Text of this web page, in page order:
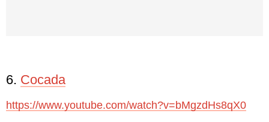
6. Cocada
https://www.youtube.com/watch?v=bMgzdHs8qX0